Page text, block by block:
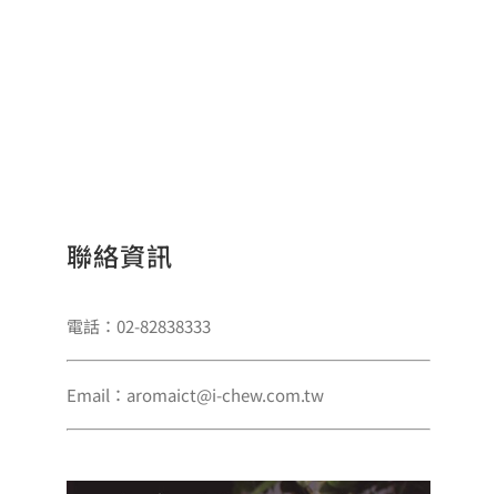
聯絡資訊
電話：02-82838333
Email：aromaict@i-chew.com.tw